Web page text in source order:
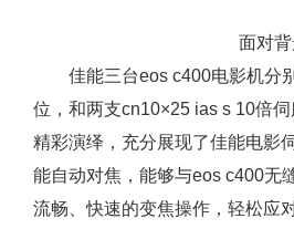
面对
佳能三台eos c400电影机分
位，和两支cn10×25 ias s 10倍
精彩演绎，充分展现了佳能电影
能自动对焦，能够与eos c400无
流畅、快速的变焦操作，轻松应